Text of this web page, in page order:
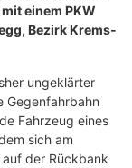
einem PKW
Bezirk Krems-
ungeklärter
Gegenfahrbahn
Fahrzeug eines
sich am
der Rückbank